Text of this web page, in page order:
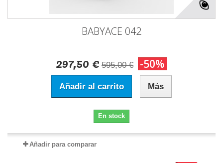
BABYACE 042
297,50 € 595,00 € -50%
Añadir al carrito Más
En stock
Añadir para comparar